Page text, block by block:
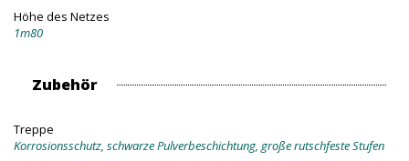
Höhe des Netzes
1m80
Zubehör
Treppe
Korrosionsschutz, schwarze Pulverbeschichtung, große rutschfeste Stufen